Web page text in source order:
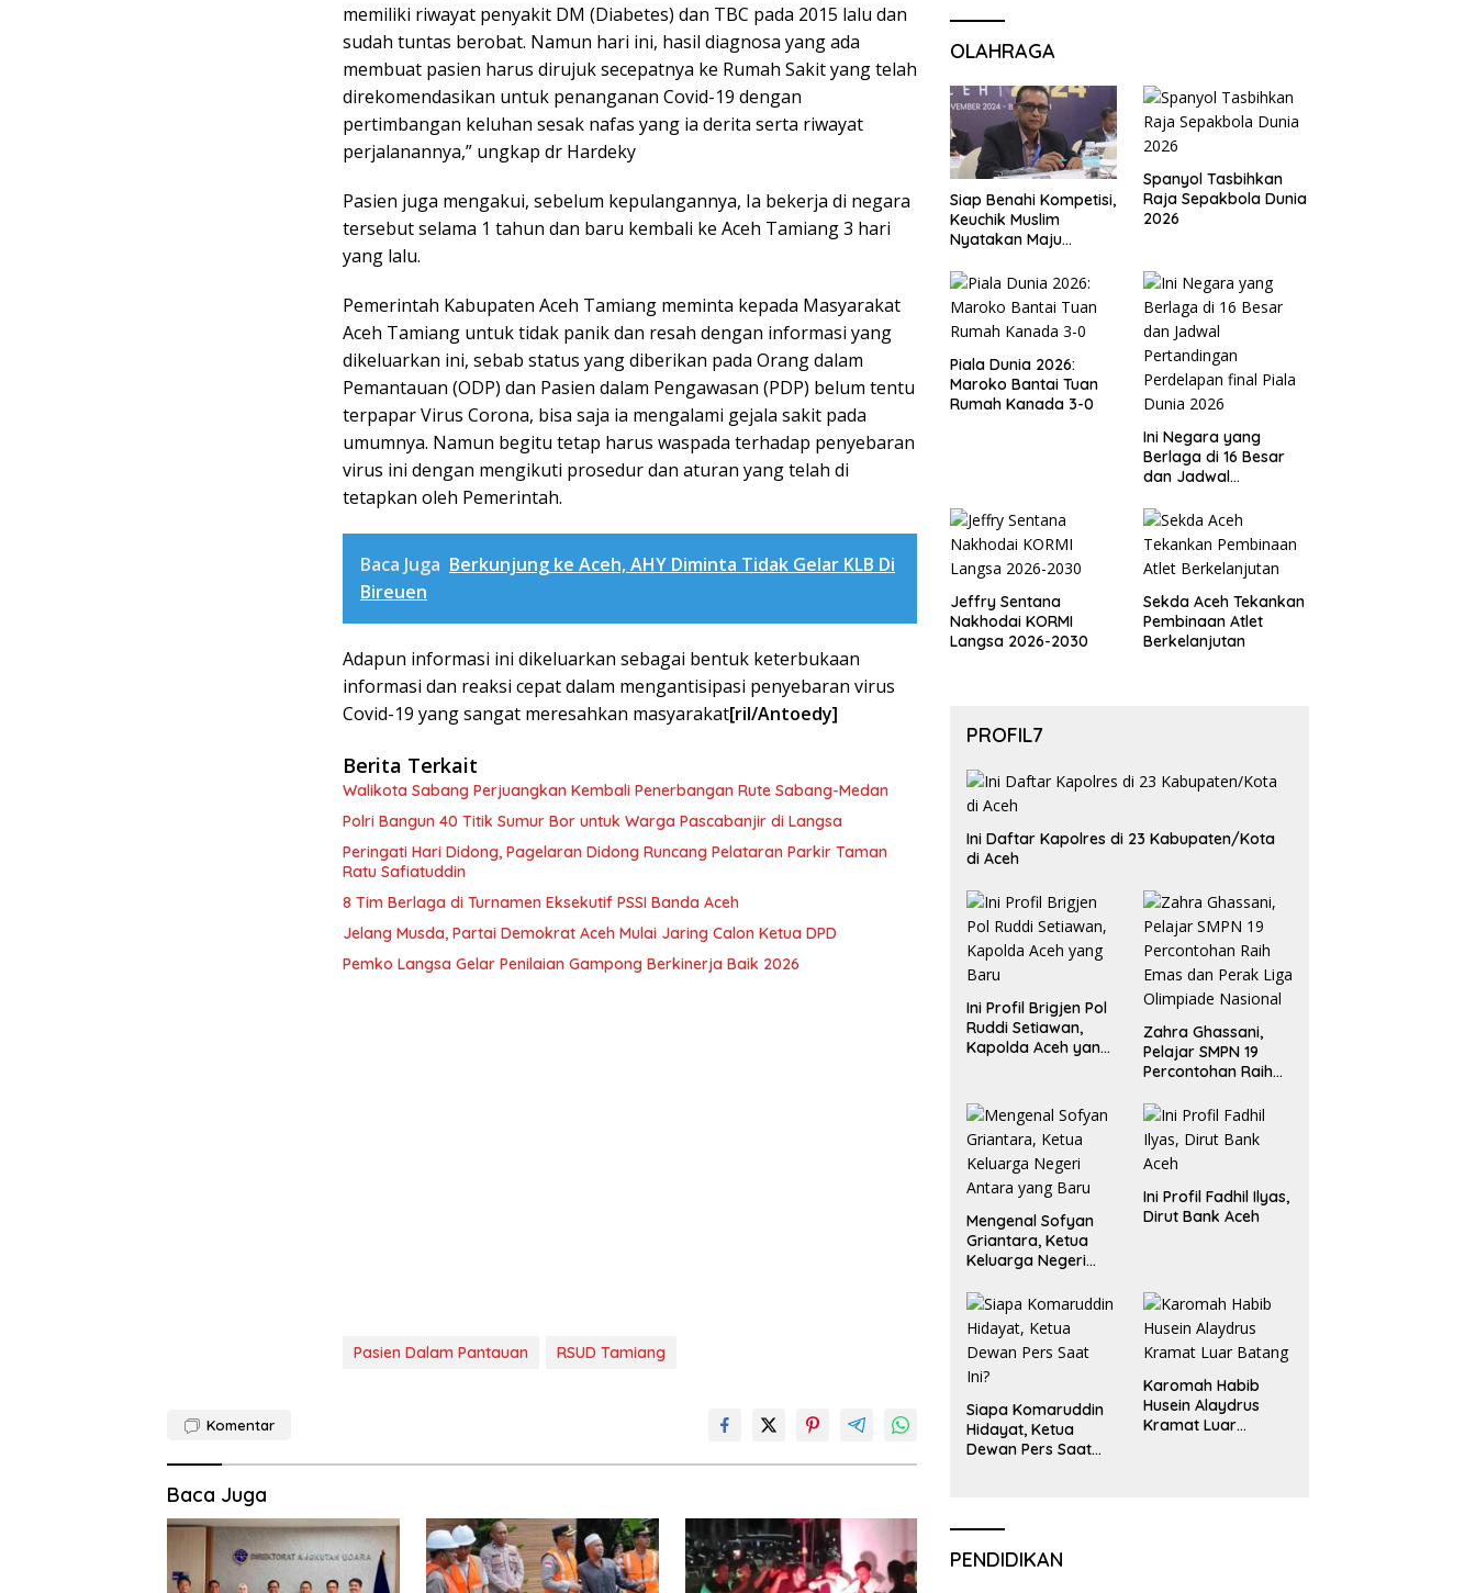
memiliki riwayat penyakit DM (Diabetes) dan TBC pada 2015 lalu dan
sudah tuntas berobat. Namun hari ini, hasil diagnosa yang ada
membuat pasien harus dirujuk secepatnya ke Rumah Sakit yang telah
direkomendasikan untuk penanganan Covid-19 dengan
pertimbangan keluhan sesak nafas yang ia derita serta riwayat
perjalanannya,” ungkap dr Hardeky
Pasien juga mengakui, sebelum kepulangannya, Ia bekerja di negara
tersebut selama 1 tahun dan baru kembali ke Aceh Tamiang 3 hari
yang lalu.
Pemerintah Kabupaten Aceh Tamiang meminta kepada Masyarakat
Aceh Tamiang untuk tidak panik dan resah dengan informasi yang
dikeluarkan ini, sebab status yang diberikan pada Orang dalam
Pemantauan (ODP) dan Pasien dalam Pengawasan (PDP) belum tentu
terpapar Virus Corona, bisa saja ia mengalami gejala sakit pada
umumnya. Namun begitu tetap harus waspada terhadap penyebaran
virus ini dengan mengikuti prosedur dan aturan yang telah di
tetapkan oleh Pemerintah.
Baca Juga Berkunjung ke Aceh, AHY Diminta Tidak Gelar KLB Di
Bireuen
Adapun informasi ini dikeluarkan sebagai bentuk keterbukaan
informasi dan reaksi cepat dalam mengantisipasi penyebaran virus
Covid-19 yang sangat meresahkan masyarakat[ril/Antoedy]
Berita Terkait
Walikota Sabang Perjuangkan Kembali Penerbangan Rute Sabang-Medan
Polri Bangun 40 Titik Sumur Bor untuk Warga Pascabanjir di Langsa
Peringati Hari Didong, Pagelaran Didong Runcang Pelataran Parkir Taman
Ratu Safiatuddin
8 Tim Berlaga di Turnamen Eksekutif PSSI Banda Aceh
Jelang Musda, Partai Demokrat Aceh Mulai Jaring Calon Ketua DPD
Pemko Langsa Gelar Penilaian Gampong Berkinerja Baik 2026
Pasien Dalam Pantauan RSUD Tamiang
Komentar
Baca Juga
OLAHRAGA
Siap Benahi Kompetisi,
Keuchik Muslim
Nyatakan Maju
Asprov PSSI Aceh
Spanyol Tasbihkan
Raja Sepakbola Dunia
2026
Piala Dunia 2026:
Maroko Bantai Tuan
Rumah Kanada 3-0
Ini Negara yang
Berlaga di 16 Besar
dan Jadwal
Perdelapan final Piala
Dunia 2026
Jeffry Sentana
Nakhodai KORMI
Langsa 2026-2030
Sekda Aceh Tekankan
Pembinaan Atlet
Berkelanjutan
PROFIL7
Ini Daftar Kapolres di 23 Kabupaten/Kota
di Aceh
Ini Profil Brigjen Pol
Ruddi Setiawan,
Kapolda Aceh yang
Zahra Ghassani,
Pelajar SMPN 19
Percontohan Raih
Liga Olimpiade
Nasional
Mengenal Sofyan
Griantara, Ketua
Keluarga Negeri
Ini Profil Fadhil Ilyas,
Dirut Bank Aceh
Siapa Komaruddin
Hidayat, Ketua
Dewan Pers Saat
Karomah Habib
Husein Alaydrus
Kramat Luar
PENDIDIKAN